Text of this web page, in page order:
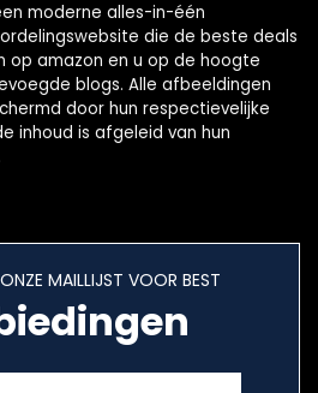
moderne alles-in-één
die de beste deals
op amazon en u op de hoogte
blogs. Alle afbeeldingen
door hun respectievelijke
inhoud is afgeleid van hun
MAILLIJST VOOR BEST